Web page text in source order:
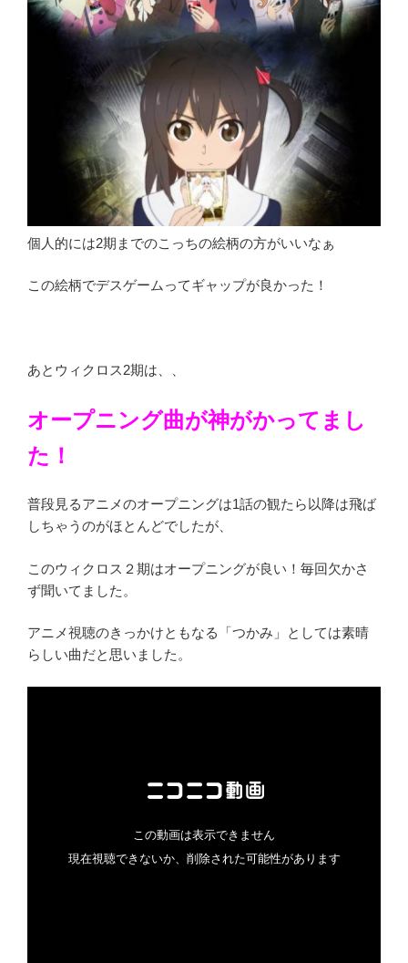
個人的には2期までのこっちの絵柄の方がいいなぁ
この絵柄でデスゲームってギャップが良かった！
あとウィクロス2期は、、
オープニング曲が神がかってまし
た！
普段見るアニメのオープニングは1話の観たら以降は飛ば
しちゃうのがほとんどでしたが、
このウィクロス２期はオープニングが良い！毎回欠かさ
ず聞いてました。
アニメ視聴のきっかけともなる「つかみ」としては素晴
らしい曲だと思いました。